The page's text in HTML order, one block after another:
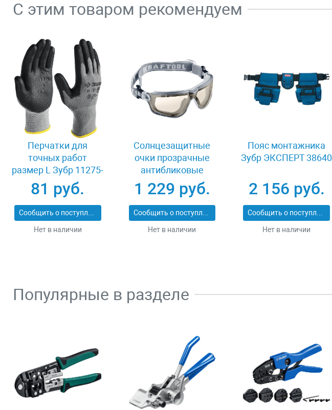
С этим товаром рекомендуем
Перчатки для
точных работ
размер L Зубр 11275-
L_z01
81 руб.
Сообщить о поступлении
Нет в наличии
Солнцезащитные
очки прозрачные
антибликовые
Kraftool 11009_z01
1 229 руб.
Сообщить о поступлении
Нет в наличии
Пояс монтажника
Зубр ЭКСПЕРТ 38640
2 156 руб.
Сообщить о поступлении
Нет в наличии
Популярные в разделе